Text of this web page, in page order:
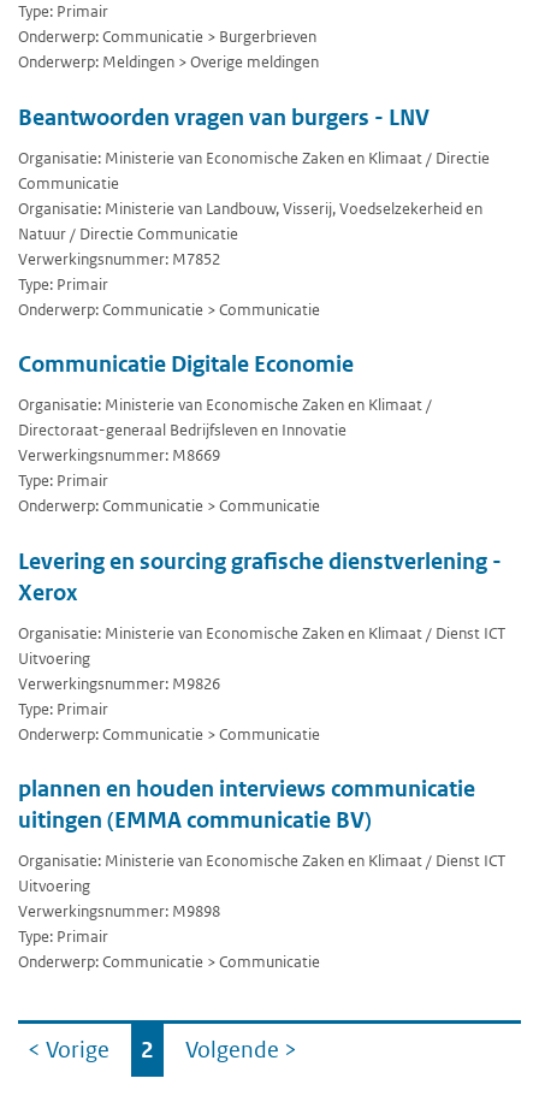
Type: Primair
Onderwerp: Communicatie > Burgerbrieven
Onderwerp: Meldingen > Overige meldingen
Beantwoorden vragen van burgers - LNV
Organisatie: Ministerie van Economische Zaken en Klimaat / Directie
Communicatie
Organisatie: Ministerie van Landbouw, Visserij, Voedselzekerheid en
Natuur / Directie Communicatie
Verwerkingsnummer: M7852
Type: Primair
Onderwerp: Communicatie > Communicatie
Communicatie Digitale Economie
Organisatie: Ministerie van Economische Zaken en Klimaat /
Directoraat-generaal Bedrijfsleven en Innovatie
Verwerkingsnummer: M8669
Type: Primair
Onderwerp: Communicatie > Communicatie
Levering en sourcing grafische dienstverlening -
Xerox
Organisatie: Ministerie van Economische Zaken en Klimaat / Dienst ICT
Uitvoering
Verwerkingsnummer: M9826
Type: Primair
Onderwerp: Communicatie > Communicatie
plannen en houden interviews communicatie
uitingen (EMMA communicatie BV)
Organisatie: Ministerie van Economische Zaken en Klimaat / Dienst ICT
Uitvoering
Verwerkingsnummer: M9898
Type: Primair
Onderwerp: Communicatie > Communicatie
Ga
naar
< Vorige 2 Volgende >